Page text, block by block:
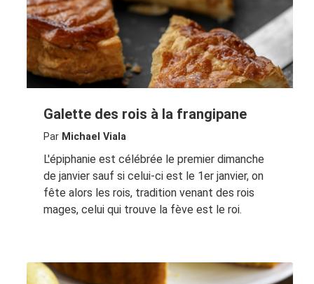
Galette des rois à la frangipane
Par Michael Viala
L'épiphanie est célébrée le premier dimanche
de janvier sauf si celui-ci est le 1er janvier, on
fête alors les rois, tradition venant des rois
mages, celui qui trouve la fève est le roi.